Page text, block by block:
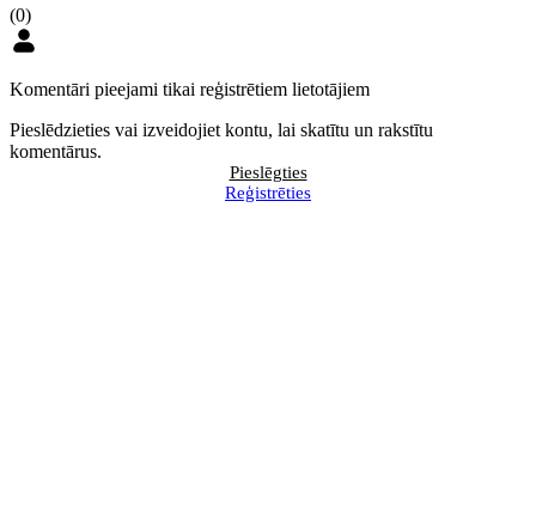
(0)
Komentāri pieejami tikai reģistrētiem lietotājiem
Pieslēdzieties vai izveidojiet kontu, lai skatītu un rakstītu
komentārus.
Pieslēgties
Reģistrēties